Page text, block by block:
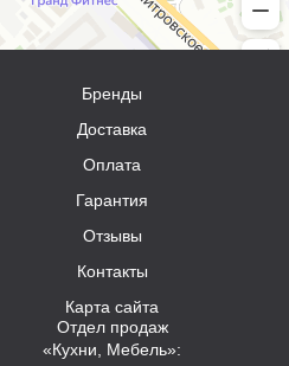
Бренды
Доставка
Оплата
Гарантия
Отзывы
Контакты
Карта сайта
Отдел продаж
«Кухни, Мебель»: